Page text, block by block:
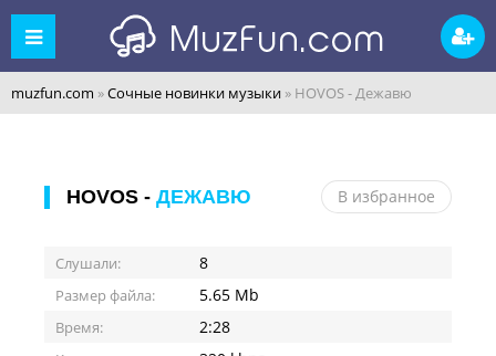
muzfun.com »Сочные новинки музыки » HOVOS - Дежавю
HOVOS - ДЕЖАВЮ В избранное
Слушали: 8
Размер файла: 5.65 Mb
Время: 2:28